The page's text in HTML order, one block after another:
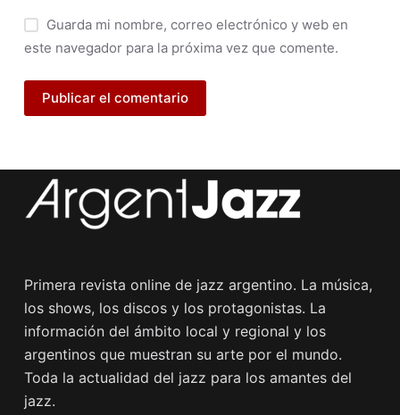
Guarda mi nombre, correo electrónico y web en
este navegador para la próxima vez que comente.
Publicar el comentario
Primera revista online de jazz argentino. La música,
los shows, los discos y los protagonistas. La
información del ámbito local y regional y los
argentinos que muestran su arte por el mundo.
Toda la actualidad del jazz para los amantes del
jazz.